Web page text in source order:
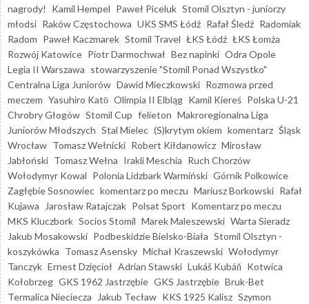
nagrody!
Kamil Hempel Paweł Piceluk Stomil Olsztyn - juniorzy
młodsi Raków Częstochowa UKS SMS Łódź Rafał Śledź Radomiak
Radom Paweł Kaczmarek Stomil Travel ŁKS Łódź ŁKS Łomża
Rozwój Katowice Piotr Darmochwał Bez napinki Odra Opole
Legia II Warszawa stowarzyszenie "Stomil Ponad Wszystko"
Centralna Liga Juniorów Dawid Mieczkowski Rozmowa przed
meczem Yasuhiro Katō Olimpia II Elbląg Kamil Kiereś Polska U-21
Chrobry Głogów Stomil Cup felieton Makroregionalna Liga
Juniorów Młodszych Stal Mielec (S)krytym okiem komentarz Śląsk
Wrocław Tomasz Wełnicki Robert Kiłdanowicz Mirosław
Jabłoński Tomasz Wełna Irakli Meschia Ruch Chorzów
Wołodymyr Kowal Polonia Lidzbark Warmiński Górnik Polkowice
Zagłębie Sosnowiec komentarz po meczu Mariusz Borkowski Rafał
Kujawa
Jarosław Ratajczak Polsat Sport Komentarz po meczu
MKS Kluczbork Socios Stomil Marek Maleszewski Warta Sieradz
Jakub Mosakowski Podbeskidzie Bielsko-Biała Stomil Olsztyn -
koszykówka Tomasz Asensky Michał Kraszewski Wołodymyr
Tanczyk Ernest Dzięcioł Adrian Stawski Lukáš Kubáň Kotwica
Kołobrzeg GKS 1962 Jastrzębie GKS Jastrzębie Bruk-Bet
Termalica Nieciecza
Jakub Tecław KKS 1925 Kalisz Szymon